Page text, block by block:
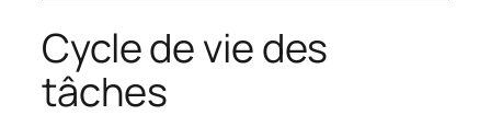
Cycle de vie des
tâches